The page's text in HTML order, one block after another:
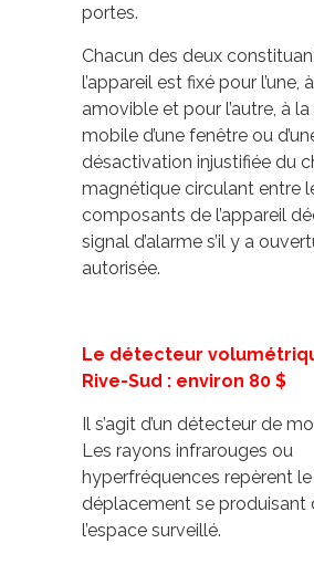
portes.
Chacun des deux
l’appareil est fixé pour l’une,
amovible et pour l’autre, à
mobile d’une fenêtre ou
désactivation injustifiée du
magnétique circulant entre
composants de l’appareil
signal d’alarme s’il y a
autorisée.
Le détecteur
Rive-Sud : environ 80 $
Il s’agit d’un détecteur de
Les rayons infrarouges ou
hyperfréquences repèrent
déplacement se produisant
l’espace surveillé.